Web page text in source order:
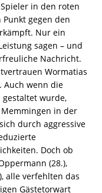
in den roten
gegen den
Nur ein
sagen – und
Nachricht.
Wormatias
Auch wenn die
wurde,
in der
durch aggressive
Doch ob
(28.),
alle verfehlten das
Gästetorwart